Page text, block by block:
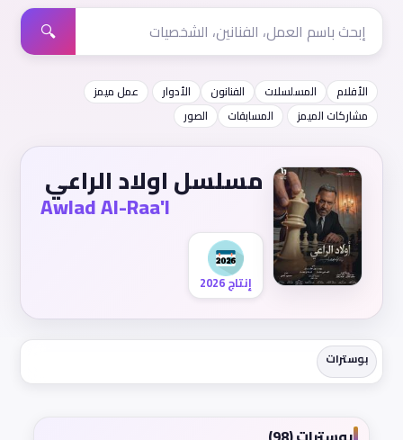
🔍
الأفلام المسلسلات الفنانون الأدوار
عمل ميمز
مشاركات الميمز
المسابقات الصور
مسلسل اولاد الراعي
Awlad Al-Raa'I
إنتاج 2026
بوسترات